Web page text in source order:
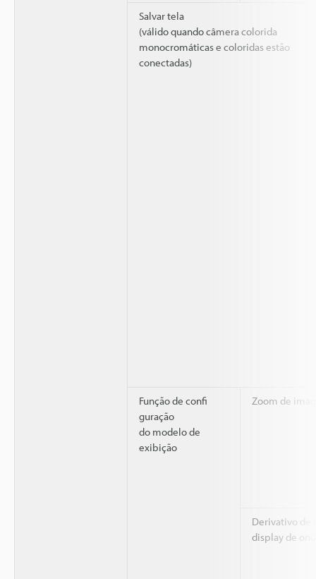
Salvar tela
(válido quando câmera colorida
monocromáticas e coloridas estão
conectadas)
Função de confi
guração
do modelo de
exibição
Zoom de
Derivativo de
display de